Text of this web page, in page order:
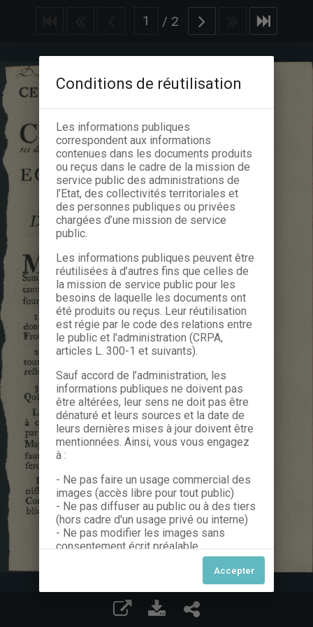
/ 2
Conditions de réutilisation
Les informations publiques
correspondent aux informations
contenues dans les documents produits
ou reçus dans le cadre de la mission de
service public des administrations de
l’Etat, des collectivités territoriales et
des personnes publiques ou privées
chargées d’une mission de service
public.
Les informations publiques peuvent être
réutilisées à d’autres fins que celles de
la mission de service public pour les
besoins de laquelle les documents ont
été produits ou reçus. Leur réutilisation
est régie par le code des relations entre
le public et l'administration (CRPA,
articles L. 300-1 et suivants).
Sauf accord de l’administration, les
informations publiques ne doivent pas
être altérées, leur sens ne doit pas être
dénaturé et leurs sources et la date de
leurs dernières mises à jour doivent être
mentionnées. Ainsi, vous vous engagez
à :
- Ne pas faire un usage commercial des
images (accès libre pour tout public)
- Ne pas diffuser au public ou à des tiers
(hors cadre d'un usage privé ou interne)
- Ne pas modifier les images sans
consentement écrit préalable
Dans le cas contraire, nous vous invitons
à nous contacter afin de solliciter le type
de Licence souhaitée parmi celles
proposées et le cas échéant, acquitter